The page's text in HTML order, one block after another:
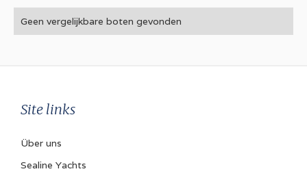
Verdrängung
6670 kg
2
Zusätzliche Koje(n)
4
Geen vergelijkbare boten gevonden
Site links
Über uns
Sealine Yachts